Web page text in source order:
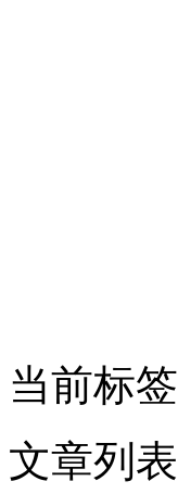
当前标签
文章列表